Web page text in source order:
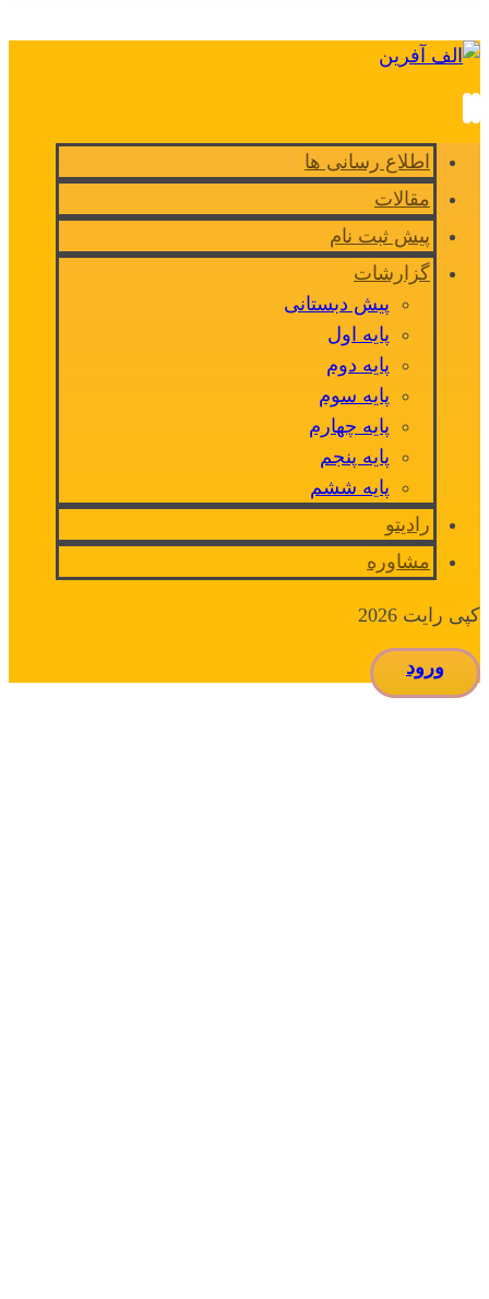
اطلاع رسانی ها
مقالات
پیش ثبت نام
گزارشات
پیش دبستانی
پایه اول
پایه دوم
پایه سوم
پایه چهارم
پایه پنجم
پایه ششم
رادیتو
مشاوره
کپی رایت 2026
ورود